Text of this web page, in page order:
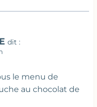
dit :
le menu de
au chocolat de